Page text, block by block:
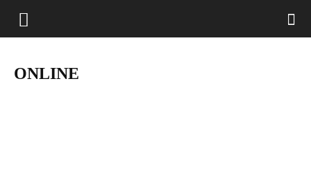
ONLINE